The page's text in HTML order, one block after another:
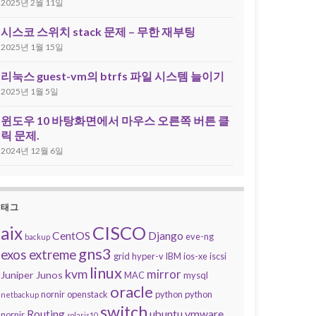
2025년 2월 11일
시스코 스위치 stack 문제 – 무한 재부팅
2025년 1월 15일
리눅스 guest-vm의 btrfs 파일 시스템 늘이기
2025년 1월 5일
윈도우 10 바탕화면에서 마우스 오른쪽 버튼 클
릭 문제.
2024년 12월 6일
태그
aix backup CentOS CISCO Django eve-ng
exos extreme gns3 grid hyper-vIBM ios-xeiscsi
Juniper Junos kvm linuxMAC mirror mysql
netbackup norniropenstack oracle python python
switch